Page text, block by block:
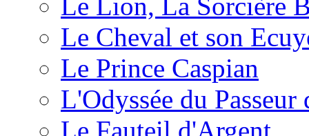
Le Cheval et son
Le Prince Caspian
L'Odyssée du